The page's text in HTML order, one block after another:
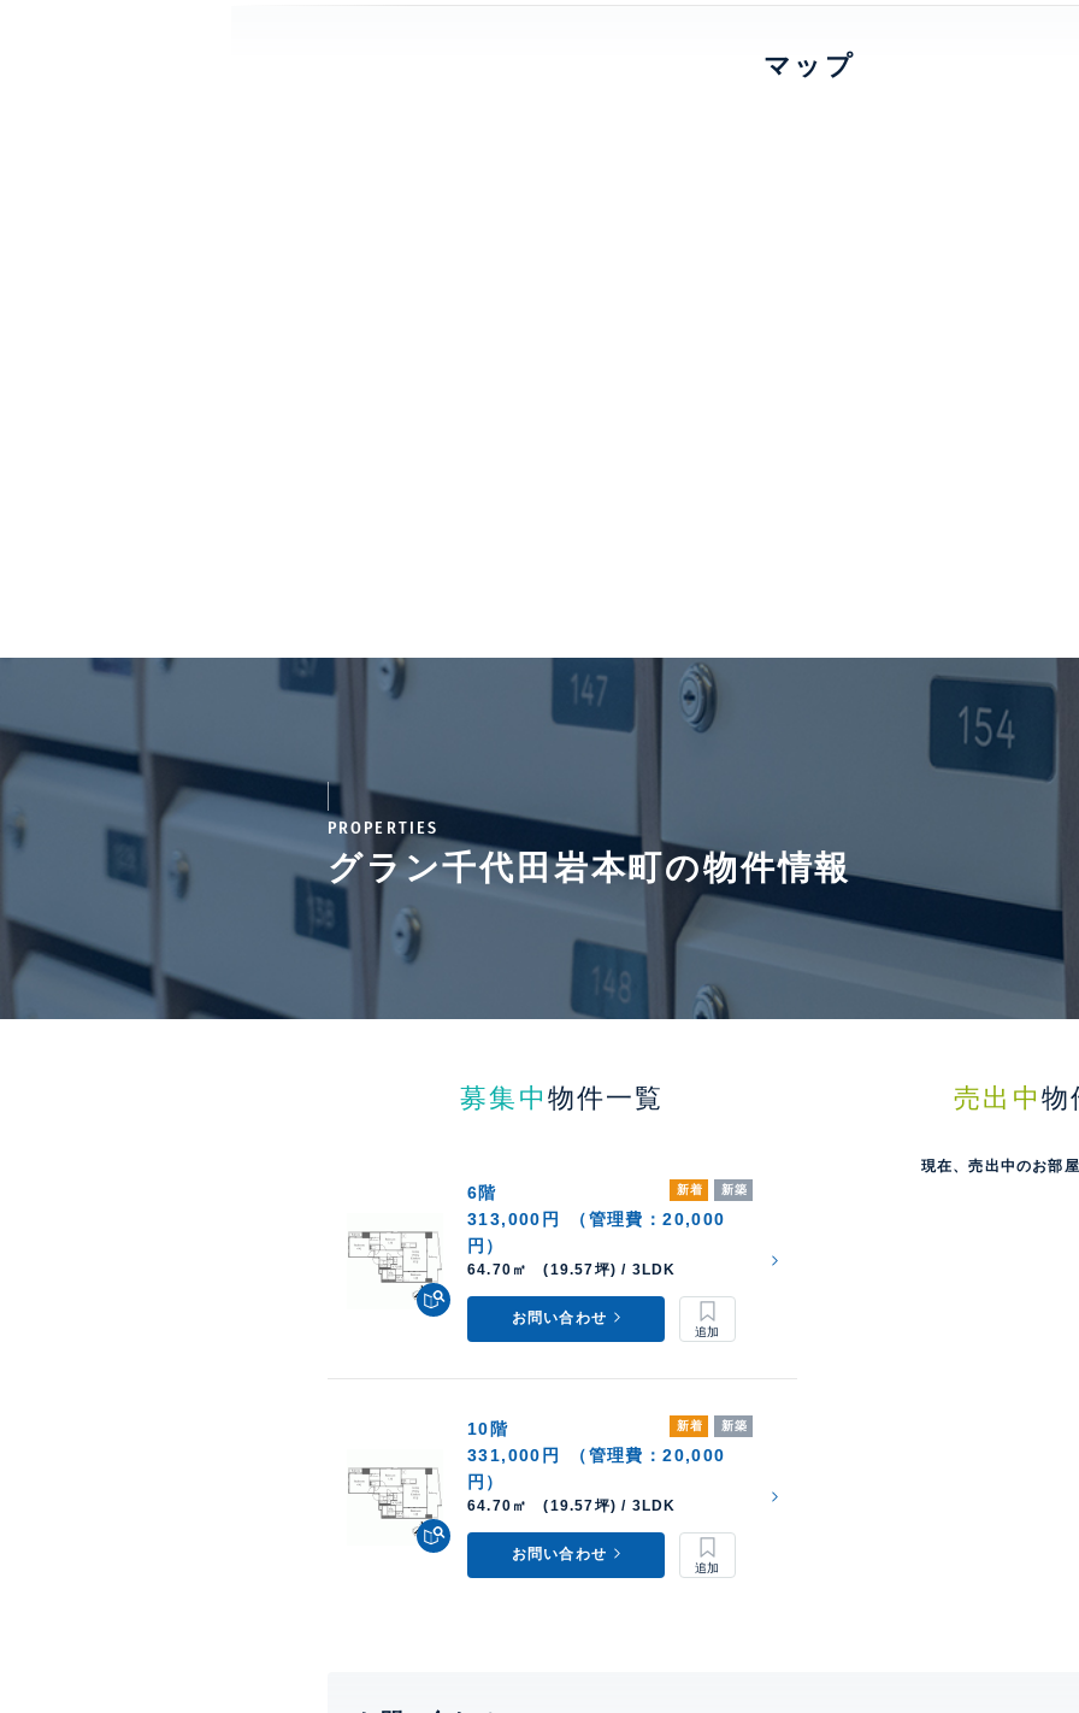
マップ
PROPERTIES
グラン千代田岩本町の物件情報
募集中 物件一覧
新着 新築
6階
313,000円
（管理費：20,000
円）
64.70㎡ (19.57坪) / 3LDK
お問い合わせ
新着 新築
10階
331,000円
（管理費：20,000
円）
64.70㎡ (19.57坪) / 3LDK
お問い合わせ
売出中 物
現在、売出中のお部